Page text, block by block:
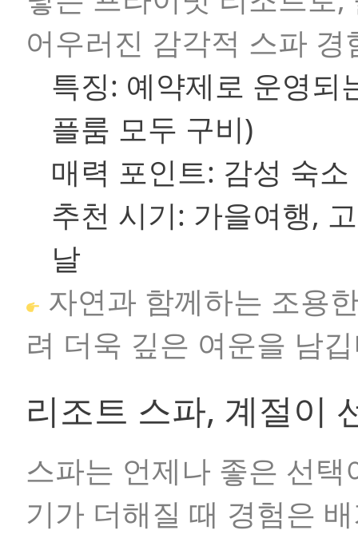
어우러진 감각적 스파
특징: 예약제로 운영되
플룸 모두 구비)
매력 포인트: 감성 숙
추천 시기: 가을여행,
날
자연과 함께하는 조용
려 더욱 깊은 여운을 남
리조트 스파, 계절이
스파는 언제나 좋은 선
기가 더해질 때 경험은